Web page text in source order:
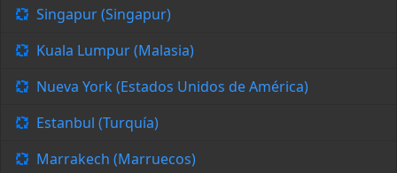
Singapur (Singapur)
Kuala Lumpur (Malasia)
Nueva York (Estados Unidos de América)
Estanbul (Turquía)
Marrakech (Marruecos)